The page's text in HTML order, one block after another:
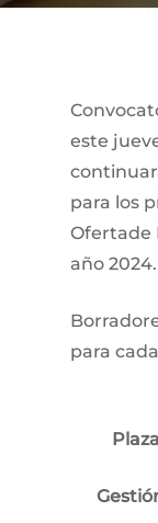
este
para los
Ofertade
año 2024.
para